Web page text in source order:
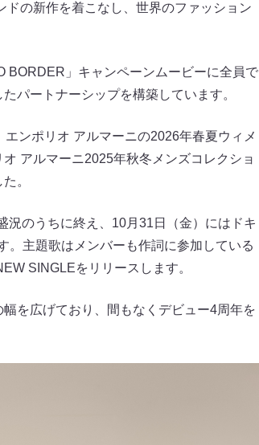
の新作を着こなし、世界のファッション
BORDER」キャンペーンムービーに全員で
パートナーシップを構築しています。
ンポリオ アルマーニの2026年春夏ウィメ
アルマーニ2025年秋冬メンズコレクショ
。
況のうちに終え、10月31日（金）にはドキ
。主題歌はメンバーも作詞に参加している
SINGLEをリリースします。
を広げており、間もなくデビュー4周年を